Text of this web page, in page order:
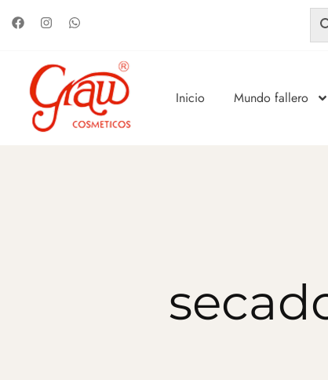
Inicio Mundo fallero